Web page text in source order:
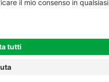
Maria la Carità (NA) - P.IVA